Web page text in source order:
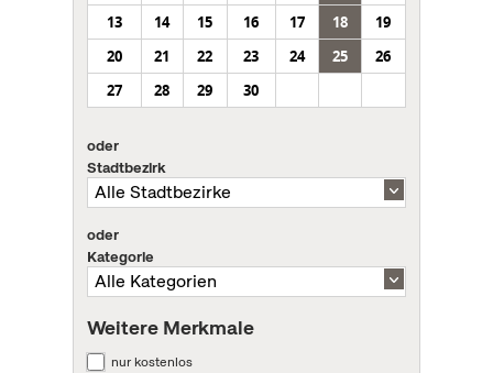
13
14 15 16 17 18
19
20
21 22 23 24 25
26
27
28 29 30
oder
Stadtbezirk
oder
Kategorie
Weitere Merkmale
nur kostenlos